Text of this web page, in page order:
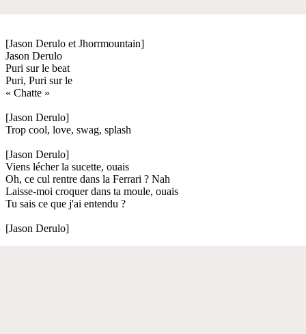
[Jason Derulo et Jhorrmountain]
Jason Derulo
Puri sur le beat
Puri, Puri sur le
« Chatte »
[Jason Derulo]
Trop cool, love, swag, splash
[Jason Derulo]
Viens lécher la sucette, ouais
Oh, ce cul rentre dans la Ferrari ? Nah
Laisse-moi croquer dans ta moule, ouais
Tu sais ce que j'ai entendu ?
[Jason Derulo]